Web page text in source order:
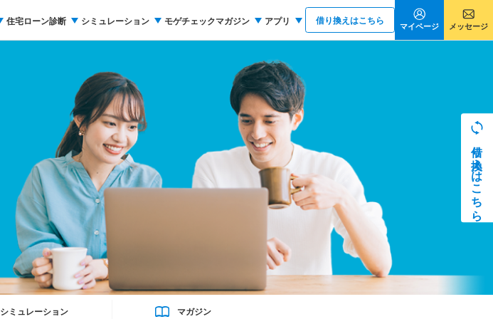
住宅ローン診断 シミュレーション モゲチェックマガジン アプリ 借り換えはこちら マイページ メッセージ
借り換えはこちら
シミュレーション マガジン